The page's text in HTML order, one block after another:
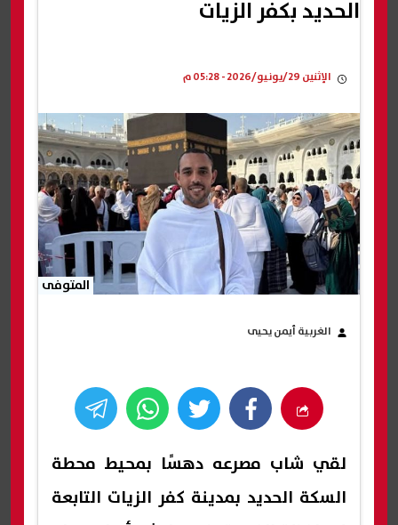
الحديد بكفر الزيات
الإثنين 29/يونيو/2026 - 05:28 م
المتوفى
الغربية أيمن يحيى
لقي شاب مصرعه دهسًا بمحيط محطة
السكة الحديد بمدينة كفر الزيات التابعة